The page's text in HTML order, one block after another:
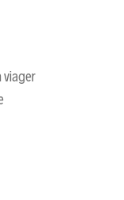
viager